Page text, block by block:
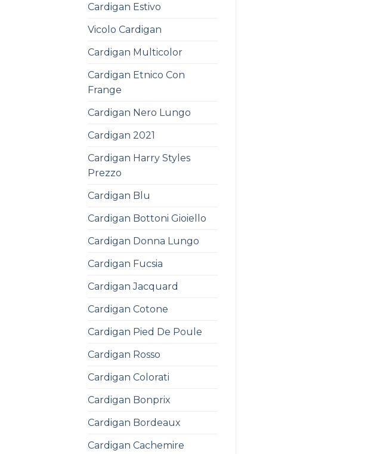
Cardigan Estivo
Vicolo Cardigan
Cardigan Multicolor
Cardigan Etnico Con
Frange
Cardigan Nero Lungo
Cardigan 2021
Cardigan Harry Styles
Prezzo
Cardigan Blu
Cardigan Bottoni Gioiello
Cardigan Donna Lungo
Cardigan Fucsia
Cardigan Jacquard
Cardigan Cotone
Cardigan Pied De Poule
Cardigan Rosso
Cardigan Colorati
Cardigan Bonprix
Cardigan Bordeaux
Cardigan Cachemire